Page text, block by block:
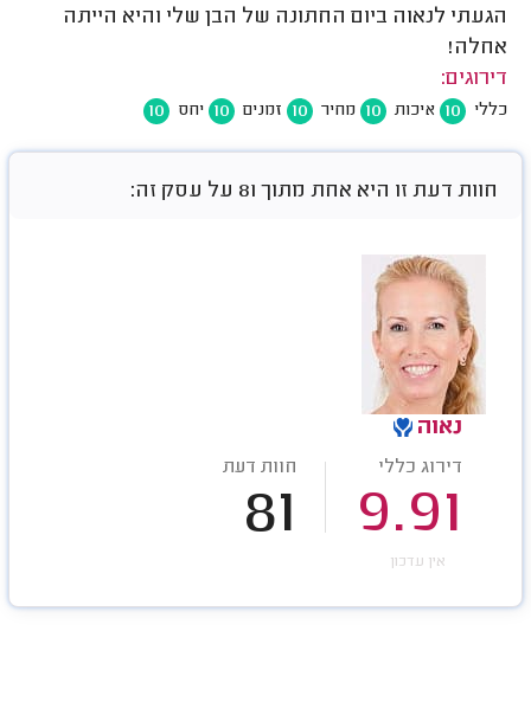
הגעתי לנאוה ביום החתונה של הבן שלי והיא הייתה
אחלה!
דירוגים:
כללי 10 איכות 10 מחיר 10 זמנים 10 יחס 10
חוות דעת זו היא אחת מתוך 81 על עסק זה:
נאוה
דירוג כללי
9.91
חוות דעת
81
אין עדכון